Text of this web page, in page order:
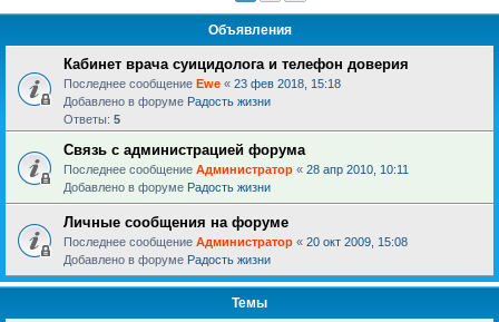
Объявления
Кабинет врача суицидолога и телефон доверия
Последнее сообщение Ewe « 23 фев 2018, 15:18
Добавлено в форуме Радость жизни
Ответы: 5
Связь с администрацией форума
Последнее сообщение Администратор « 28 апр 2010, 10:11
Добавлено в форуме Радость жизни
Личные сообщения на форуме
Последнее сообщение Администратор « 20 окт 2009, 15:08
Добавлено в форуме Радость жизни
Темы